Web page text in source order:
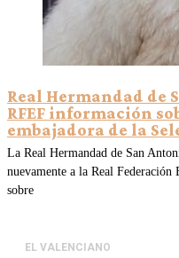
Real Hermandad de
RFEF información
embajadora de la
La Real Hermandad de San
nuevamente a la Real
sobre
EL VALENCIANO